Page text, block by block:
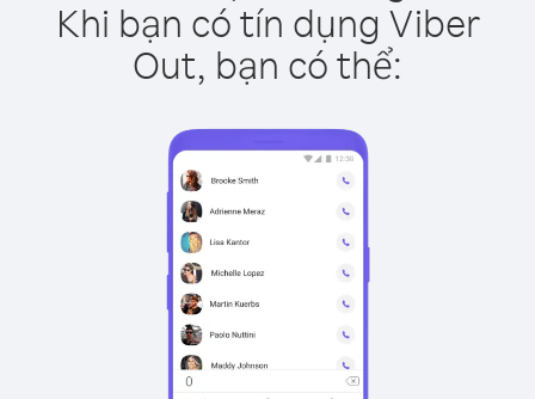
Khi bạn có tín dụng Viber
Out, bạn có thể: